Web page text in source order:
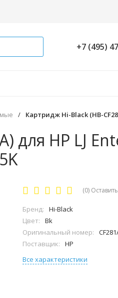
+7 (495)
/ Картридж Hi-Black (HB-
для HP LJ
(0)
Бренд:
Hi-Black
Цвет:
Bk
Оригинальный номер:
Поставщик:
HP
Все характеристики